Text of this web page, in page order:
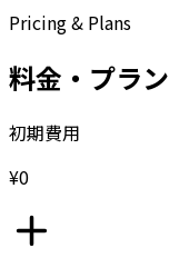
Pricing & Plans
料金・プラン
初期費用
¥0